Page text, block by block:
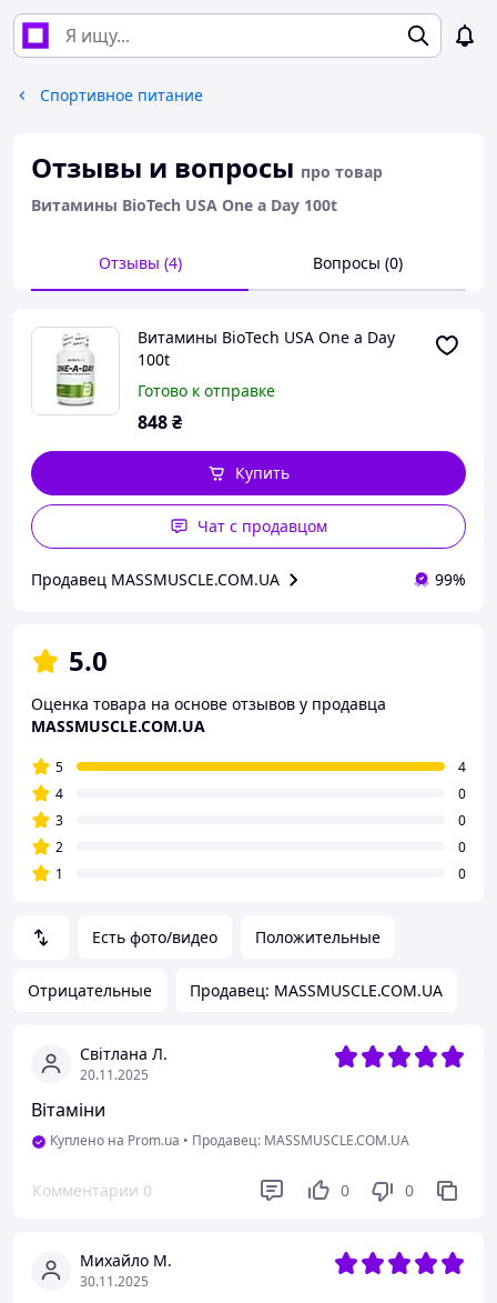
Спортивное питание
Отзывы и вопросы про товар
Витамины BioTech USA One a Day 100t
Отзывы (4) Вопросы (0)
Есть фото/видео Положительные
Отрицательные Продавец: MASSMUSCLE.COM.UA
Світлана Л.
20.11.2025
Вітаміни
Куплено на Prom.ua • Продавец: MASSMUSCLE.COM.UA
Комментарии 0 0 0
Михайло М.
30.11.2025
Витамины BioTech USA One a Day
100t
Готово к отправке
848₴
Купить
Чат с продавцом
Продавец MASSMUSCLE.COM.UA 99%
5.0
Оценка товара на основе отзывов у продавца
MASSMUSCLE.COM.UA
5
4
4
0
3
0
2
0
1
0